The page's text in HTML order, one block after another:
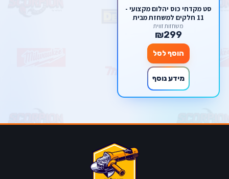
סט מקדחי כוס יהלום מקצועי -
11 חלקים למשחזת מבית
סקורפיון
משחזות זווית
₪299
הוסף לסל
מידע נוסף